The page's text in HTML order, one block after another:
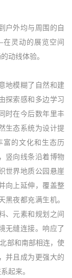
户外均与周围的自
灵动的展览空间
动线体验。
地模糊了自然和建
探索感和多边学习
时在今后数年里丰
生态系统为设计提
富的文化和生态历
竖向线条沿着博物
世界地质公园悬崖
向上延伸，覆盖整
夜都充满生机。
、元素和规划之间
无缝连接。响应了
部和南部相连，使
并且成为更强大的
起来。